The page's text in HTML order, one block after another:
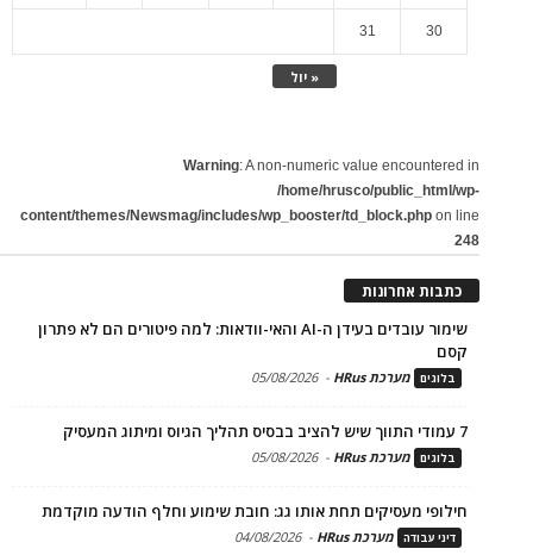
« יול
30
31
Warning: A non-numeric value encountered in
/home/hrusco/public_html/wp-
content/themes/Newsmag/includes/wp_booster/td_block.php on line
248
כתבות אחרונות
שימור עובדים בעידן ה-AI והאי-וודאות: למה פיטורים הם לא פתרון
קסם
בלוגים מערכת HRus -
05/08/2026
7 עמודי התווך שיש להציב בבסיס תהליך הגיוס ומיתוג המעסיק
בלוגים מערכת HRus -
05/08/2026
חילופי מעסיקים תחת אותו גג: חובת שימוע וחלף הודעה מוקדמת
דיני עבודה מערכת HRus -
04/08/2026